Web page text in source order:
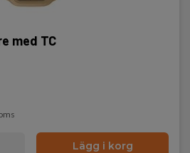
med TC
Lägg i korg